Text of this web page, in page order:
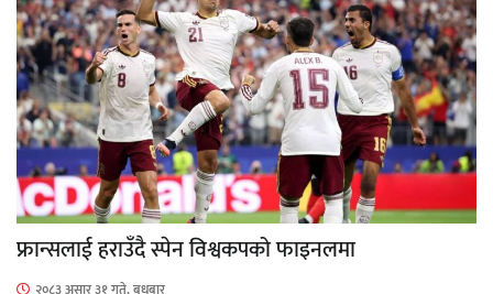
फ्रान्सलाई हराउँदै स्पेन विश्वकपको फाइनलमा
२०८३ असार ३१ गते, बुधबार